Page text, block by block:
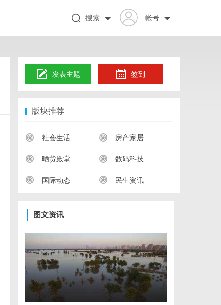
帐号
搜索
发表主题 签到
版块推荐
社会生活 房产家居
晒货殿堂 数码科技
国际动态 民生资讯
图文资讯